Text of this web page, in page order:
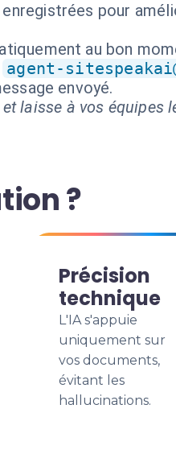
pour
au bon
agent-
envoyé.
laisse à vos équipes
?
Précision
technique
L'IA s'appuie
uniquement sur
vos documents,
évitant les
hallucinations.